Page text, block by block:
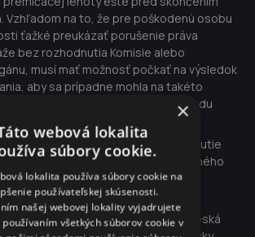
Vzhľadom na to, že pre poškodenú osobu
ťažké preukázať porušenie práva
bez rozhodnutia Komisie alebo
musí mať možnosť počkať na výsledok
aby sa prípadne mohla na takéto
v rámci následnej žaloby o náhradu
2014/104 teraz stanovuje, že plynutie
spočívať najmenej po dobu jedného
rozhodnutie Komisie, ktorým sa
porušenie, stalo konečným.
k záveru, že predchádzajúca česká
×
webová lokalita
súbory cookie.
lokalita používa súbory cookie na
používateľskej skúsenosti.
našej webovej lokality vyjadrujete
používaním všetkých súborov cookie v